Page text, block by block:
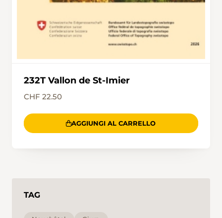
Passhöhe der Vue des Alpes.
232T Vallon de St-Imier
CHF 22.50
AGGIUNGI AL CARRELLO
TAG